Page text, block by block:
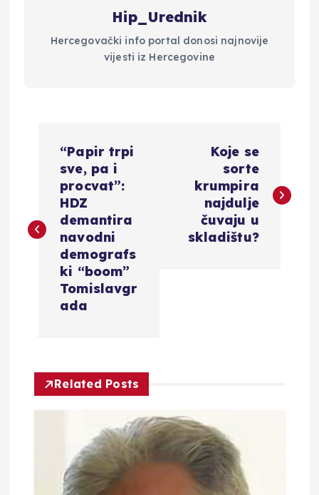
Hip_Urednik
Hercegovački info portal donosi najnovije
vijesti iz Hercegovine
i
“Papir trpi
sve, pa i
procvat”:
HDZ
demantira
navodni
demografs
ki “boom”
Tomislavgr
ada
Koje se
sorte
krumpira
najdulje
čuvaju u
skladištu?
Related Posts